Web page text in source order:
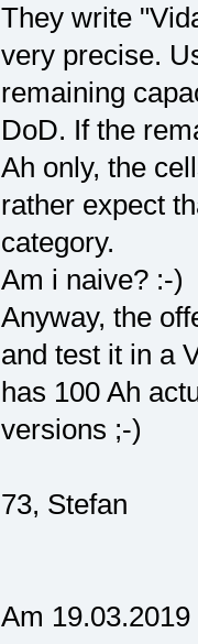
They write
very precise.
remaining
DoD. If the
Ah only, the
rather expect
category.
Am i naive? :-)
Anyway, the
and test it in a
has 100 Ah
versions ;-)
73, Stefan
Am